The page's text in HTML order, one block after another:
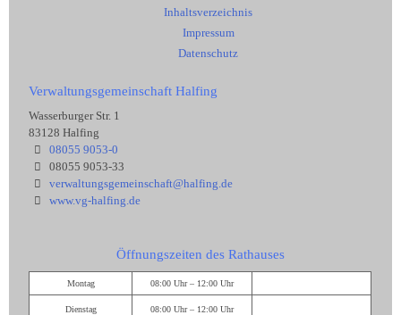
Inhaltsverzeichnis
Impressum
Datenschutz
Verwaltungsgemeinschaft Halfing
Wasserburger Str. 1
83128 Halfing
08055 9053-0
08055 9053-33
verwaltungsgemeinschaft@halfing.de
www.vg-halfing.de
Öffnungszeiten des Rathauses
Montag 08:00 Uhr – 12:00 Uhr
Dienstag 08:00 Uhr – 12:00 Uhr